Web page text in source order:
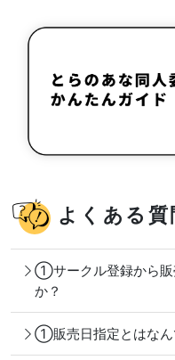
よくある質
①サークル登録から販
か？
①販売日指定とはなん